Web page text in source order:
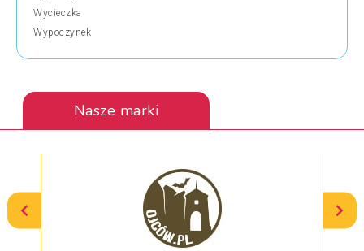
Wycieczka
Wypoczynek
Nasze marki